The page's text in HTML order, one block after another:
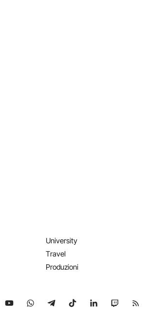
University
Travel
Produzioni
su X
Seguici su YouTube
Seguici su WhatsApp
Seguici su Telegram
Seguici su TikTok
Seguici su
Seguici